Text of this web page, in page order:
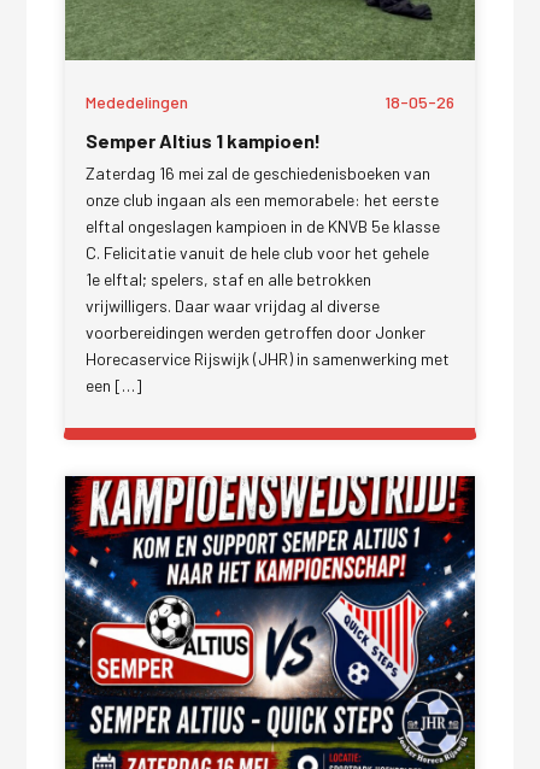
Mededelingen 18-05-26
Semper Altius 1 kampioen!
Zaterdag 16 mei zal de geschiedenisboeken van
onze club ingaan als een memorabele: het eerste
elftal ongeslagen kampioen in de KNVB 5e klasse
C. Felicitatie vanuit de hele club voor het gehele
1e elftal; spelers, staf en alle betrokken
vrijwilligers. Daar waar vrijdag al diverse
voorbereidingen werden getroffen door Jonker
Horecaservice Rijswijk (JHR) in samenwerking met
een […]